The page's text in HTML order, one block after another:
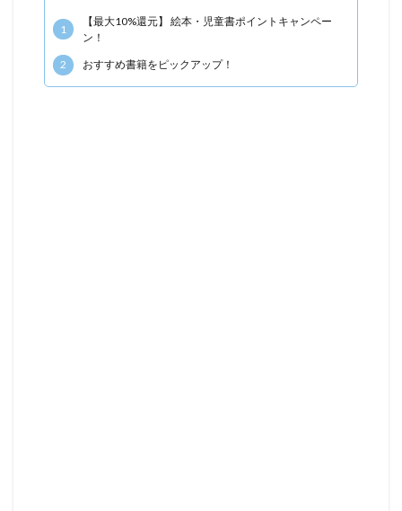
1
【最大10%還元】 絵本・児童書ポイントキャンペー
ン！
2 おすすめ書籍をピックアップ！